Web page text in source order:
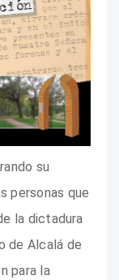
su
personas que
la dictadura
de Alcalá de
para la